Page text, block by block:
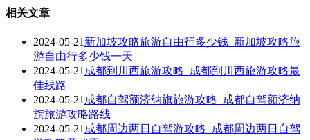
相关文章
2024-05-21 新加坡攻略旅游自由行多少钱_新加坡攻略旅
游自由行多少钱一天
2024-05-21 成都到川西旅游攻略_成都到川西旅游攻略最
佳线路
2024-05-21 成都自驾额济纳旗旅游攻略_成都自驾额济纳
旗旅游攻略路线
2024-05-21 成都周边两日自驾游攻略_成都周边两日自驾